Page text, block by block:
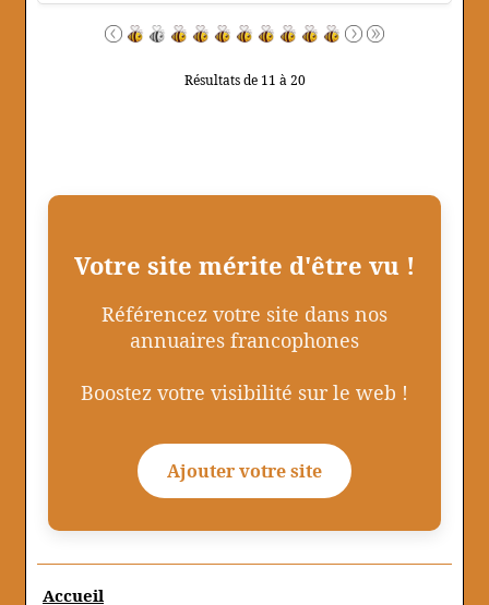
Résultats de 11 à 20
Votre site mérite d'être vu !
Référencez votre site dans nos
annuaires francophones
Boostez votre visibilité sur le web !
Ajouter votre site
Accueil